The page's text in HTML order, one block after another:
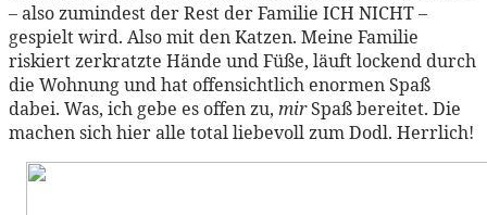
– also zumindest der Rest der Familie ICH NICHT –
gespielt wird. Also mit den Katzen. Meine Familie
riskiert zerkratzte Hände und Füße, läuft lockend durch
die Wohnung und hat offensichtlich enormen Spaß
dabei. Was, ich gebe es offen zu, mirSpaß bereitet. Die
machen sich hier alle total liebevoll zum Dodl. Herrlich!